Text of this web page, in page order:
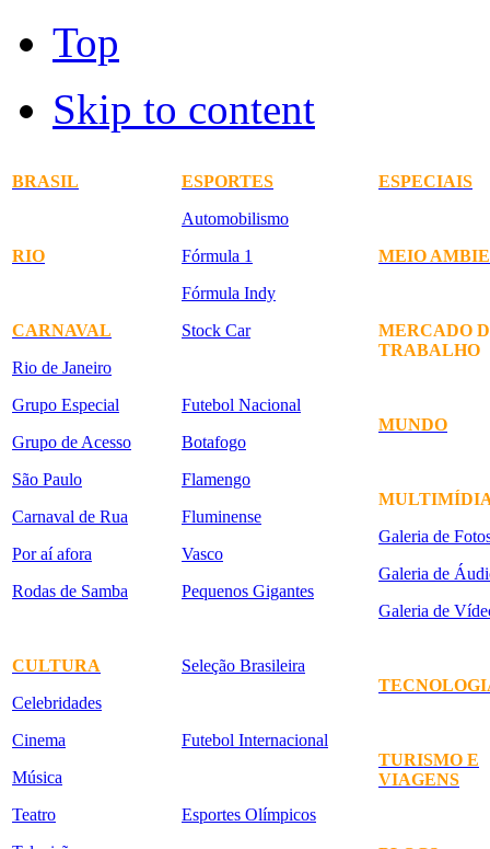
Top
Skip to content
BRASIL
RIO
CARNAVAL
Rio de Janeiro
Grupo Especial
Grupo de Acesso
São Paulo
Carnaval de Rua
Por aí afora
Rodas de Samba
CULTURA
Celebridades
Cinema
Música
Teatro
ESPORTES
Automobilismo
Fórmula 1
Fórmula Indy
Stock Car
Futebol Nacional
Botafogo
Flamengo
Fluminense
Vasco
Pequenos Gigantes
Seleção Brasileira
Futebol Internacional
Esportes Olímpicos
ESPECIAIS
MEIO
MERCADO
TRABALHO
MUNDO
Galeria de
Galeria de
Galeria de
TURISMO E
VIAGENS